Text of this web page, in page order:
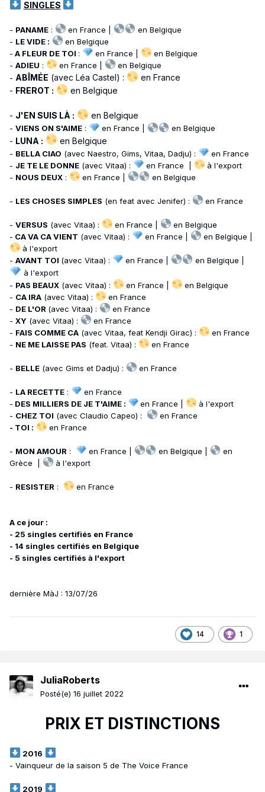
SINGLES
- PANAME : en France |
en Belgique
- LE VIDE :
en Belgique
- A FLEUR DE TOI : en France |
en Belgique
- ADIEU : en France |
en Belgique
- ABÎMÉE (avec Léa Castel) :
en France
- FREROT : en Belgique
- J'EN SUIS LÀ : en Belgique
- VIENS ON S'AIME : en France | en Belgique
- LUNA : en Belgique
- BELLA CIAO (avec Naestro, Gims, Vitaa, Dadju) :
en France
- JE TE LE DONNE (avec Vitaa) : en France |
à l'export
- NOUS DEUX : en France | en Belgique
- LES CHOSES SIMPLES (en feat avec Jenifer) : en France
- VERSUS (avec Vitaa) : en France |
en Belgique
- CA VA CA VIENT (avec Vitaa) : en France |
en Belgique |
à l'export
- AVANT TOI (avec Vitaa) : en France |
en Belgique |
à l'export
- PAS BEAUX (avec Vitaa) : en France |
en Belgique
- CA IRA (avec Vitaa) :
en France
- DE L'OR (avec Vitaa) :
en France
- XY (avec Vitaa) :
en France
- FAIS COMME CA (avec Vitaa, feat Kendji Girac) :
en France
- NE ME LAISSE PAS (feat. Vitaa) : en France
- BELLE (avec Gims et Dadju) : en France
- LA RECETTE :
en France
- DES MILLIERS DE JE T'AIME : en France |
à l'export
- CHEZ TOI (avec Claudio Capeo) :
en France
- TOI :
en France
- MON AMOUR : en France | en Belgique |
en
Grèce |
à l'export
- RESISTER : en France
A ce jour :
- 25 singles certifiés en France
- 14 singles certifiés en Belgique
- 5 singles certifiés à l'export
dernière MàJ : 13/07/26
14 1
JuliaRoberts
Posté(e) 16 juillet 2022
PRIX ET DISTINCTIONS
2016
- Vainqueur de la saison 5 de The Voice France
2019